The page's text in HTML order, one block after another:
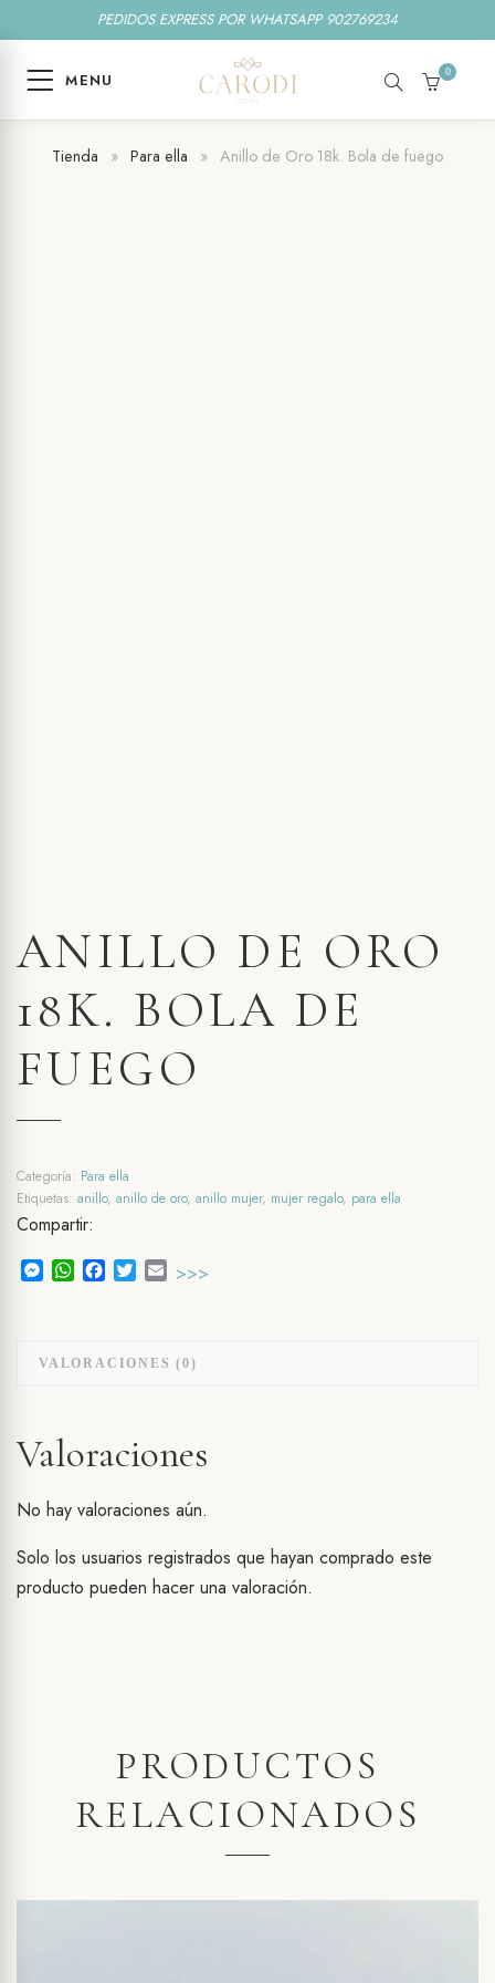
PEDIDOS EXPRESS POR WHATSAPP 902769234
MENU
SEARCH
0
Tienda » Para ella » Anillo de Oro 18k. Bola de fuego
ANILLO DE ORO
18K. BOLA DE
FUEGO
Categoría: Para ella
Etiquetas: anillo, anillo de oro, anillo mujer, mujer regalo, para ella
Compartir:
Messenger
WhatsApp
Facebook
TwitterEmail
>>>
VALORACIONES (0)
Valoraciones
No hay valoraciones aún.
Solo los usuarios registrados que hayan comprado este
producto pueden hacer una valoración.
PRODUCTOS
RELACIONADOS